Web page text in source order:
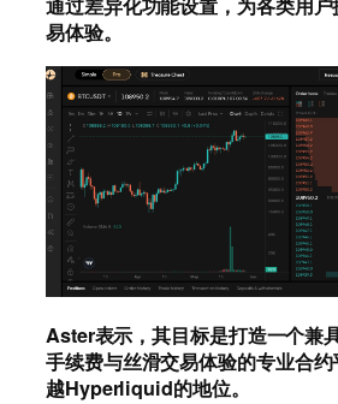
通过差异化功能设置，为各类用
易体验。
Aster表示，其目标是打造一个兼
手续费与丝滑交易体验的专业合
越Hyperliquid的地位。